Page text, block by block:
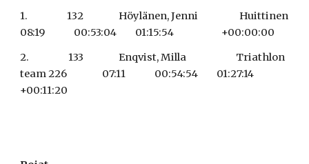
1.                   132                 Höylänen, Jenni                    Huittinen
08:19              00:53:04         01:15:54                       +00:00:00
2.                   133                 Enqvist, Milla                        Triathlon
team 226                 07:11              00:54:54         01:27:14
+00:11:20